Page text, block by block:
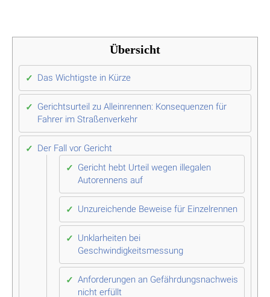
Übersicht
Das Wichtigste in Kürze
Gerichtsurteil zu Alleinrennen: Konsequenzen für
Fahrer im Straßenverkehr
Der Fall vor Gericht
Gericht hebt Urteil wegen illegalen
Autorennens auf
Unzureichende Beweise für Einzelrennen
Unklarheiten bei
Geschwindigkeitsmessung
Anforderungen an Gefährdungsnachweis
nicht erfüllt